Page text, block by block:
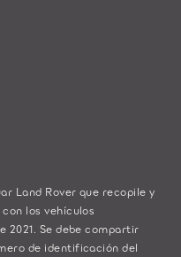
Land Rover que recopile y
los vehículos
2021. Se debe compartir
de identificación del